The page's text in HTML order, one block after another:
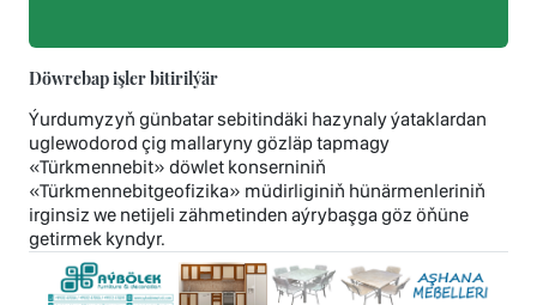
Döwrebap işler bitirilýär
Ýurdumyzyň günbatar sebitindäki hazynaly ýataklardan
uglewodorod çig mallaryny gözläp tapmagy
«Türkmennebit» döwlet konserniniň
«Türkmennebitgeofizika» müdirliginiň hünärmenleriniň
irginsiz we netijeli zähmetinden aýrybaşga göz öňüne
getirmek kyndyr.